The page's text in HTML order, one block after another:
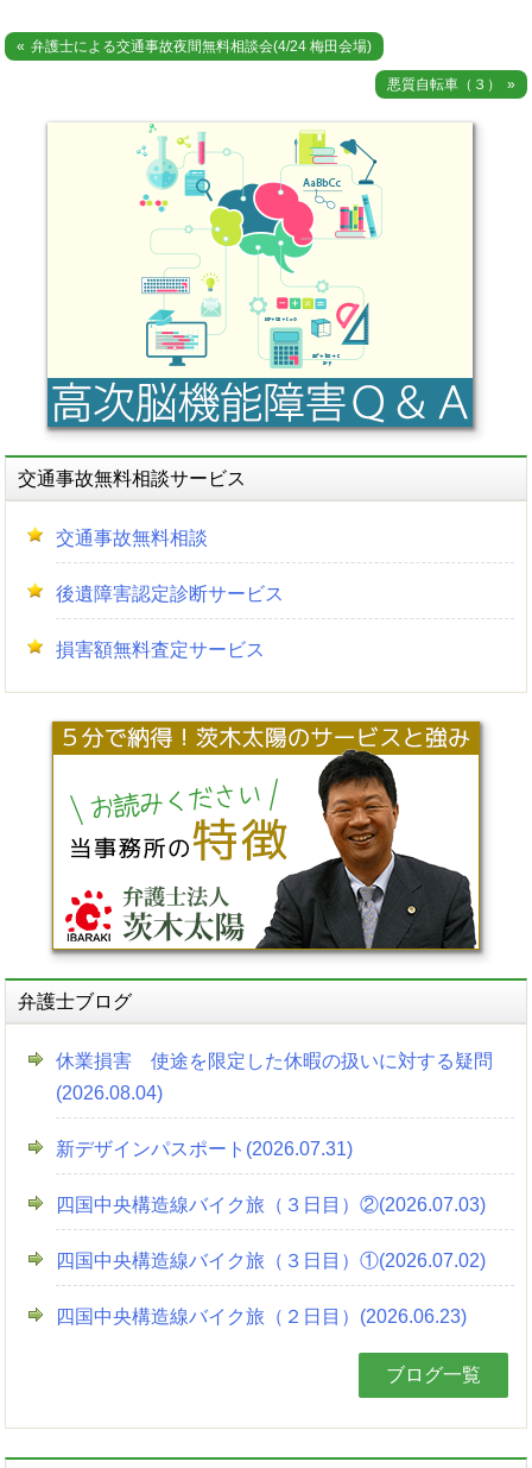
投 弁護士による交通事故夜間無料相談会(4/24 梅田会場)
悪質自転車（３）
交通事故無料相談サービス
交通事故無料相談
後遺障害認定診断サービス
損害額無料査定サービス
弁護士ブログ
休業損害 使途を限定した休暇の扱いに対する疑問
(2026.08.04)
新デザインパスポート(2026.07.31)
四国中央構造線バイク旅（３日目）②(2026.07.03)
四国中央構造線バイク旅（３日目）①(2026.07.02)
四国中央構造線バイク旅（２日目）(2026.06.23)
ブログ一覧